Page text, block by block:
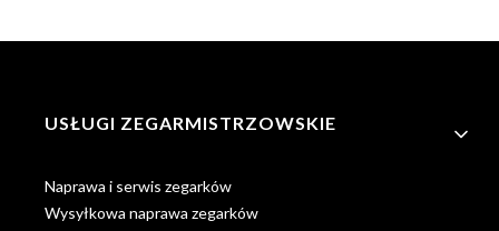
Linki w stopce
USŁUGI ZEGARMISTRZOWSKIE
Naprawa i serwis zegarków
Wysyłkowa naprawa zegarków